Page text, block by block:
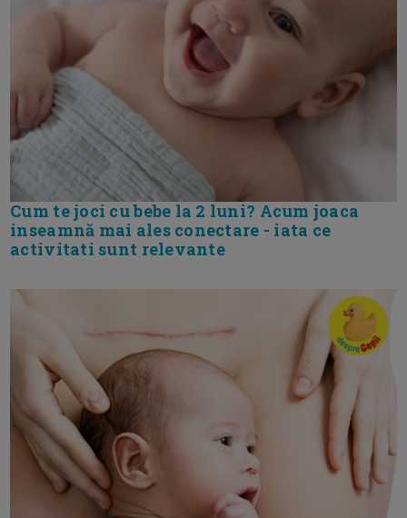
Cum te joci cu bebe la 2 luni? Acum joaca
inseamnă mai ales conectare - iata ce
activitati sunt relevante